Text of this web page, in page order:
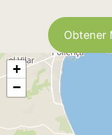
Obtener
+
−